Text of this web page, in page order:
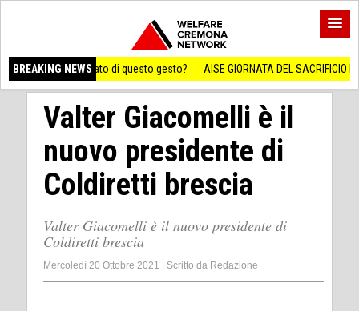
BREAKING NEWS
significato di questo gesto? AISE GIORNATA DEL SACRIFICIO DEL
Valter Giacomelli è il
nuovo presidente di
Coldiretti brescia
Valter Giacomelli è il nuovo presidente di
Coldiretti brescia
Mercoledì 20 Ottobre 2021 Scritto da Redazione